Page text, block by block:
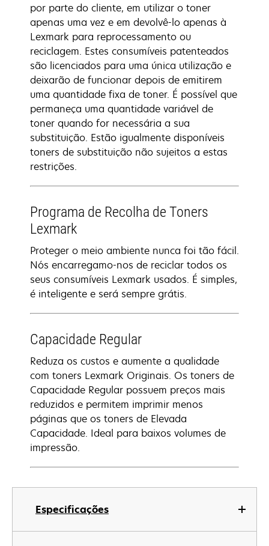
Especificações
por parte do cliente, em utilizar o toner
apenas uma vez e em devolvê-lo apenas à
Lexmark para reprocessamento ou
reciclagem. Estes consumíveis patenteados
são licenciados para uma única utilização e
deixarão de funcionar depois de emitirem
uma quantidade fixa de toner. É possível que
permaneça uma quantidade variável de
toner quando for necessária a sua
substituição. Estão igualmente disponíveis
toners de substituição não sujeitos a estas
restrições.
Programa de Recolha de Toners
Lexmark
Proteger o meio ambiente nunca foi tão fácil.
Nós encarregamo-nos de reciclar todos os
seus consumíveis Lexmark usados. É simples,
é inteligente e será sempre grátis.
Capacidade Regular
Reduza os custos e aumente a qualidade
com toners Lexmark Originais. Os toners de
Capacidade Regular possuem preços mais
reduzidos e permitem imprimir menos
páginas que os toners de Elevada
Capacidade. Ideal para baixos volumes de
impressão.